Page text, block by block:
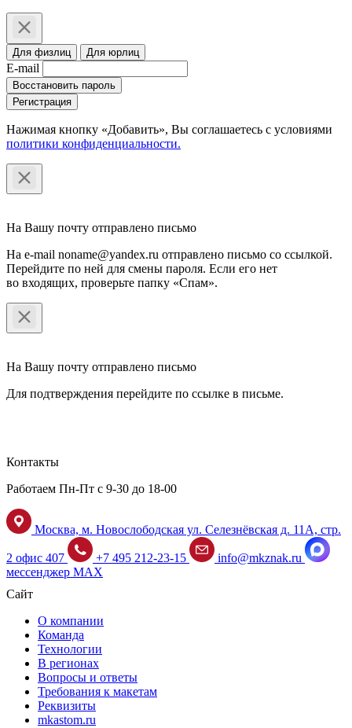
Для физлиц Для юрлиц
E-mail
Восстановить пароль
Регистрация
Нажимая кнопку «Добавить», Вы соглашаетесь c условиями
политики конфиденциальности.
На Вашу почту отправлено письмо
На e-mail noname@yandex.ru отправлено письмо со ссылкой.
Перейдите по ней для смены пароля. Если его нет
во входящих, проверьте папку «Спам».
На Вашу почту отправлено письмо
Для подтверждения перейдите по ссылке в письме.
Контакты
Работаем Пн-Пт с 9-30 до 18-00
Москва, м. Новослободская ул. Селезнёвская д. 11А, стр.
2 офис 407 +7 495 212-23-15
info@mkznak.ru
мессенджер MAX
Сайт
О компании
Команда
Технологии
В регионах
Вопросы и ответы
Требования к макетам
Реквизиты
mkastom.ru